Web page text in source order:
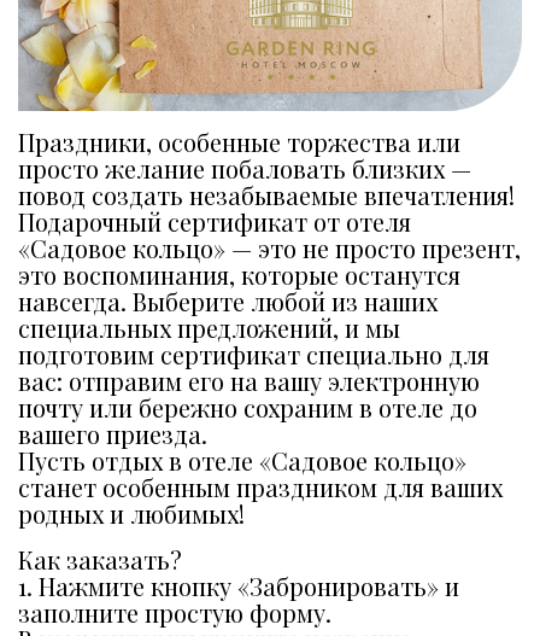
Праздники, особенные торжества или
просто желание побаловать близких —
повод создать незабываемые впечатления!
Подарочный сертификат от отеля
«Садовое кольцо» — это не просто презент,
это воспоминания, которые останутся
навсегда. Выберите любой из наших
специальных предложений, и мы
подготовим сертификат специально для
вас: отправим его на вашу электронную
почту или бережно сохраним в отеле до
вашего приезда.
Пусть отдых в отеле «Садовое кольцо»
станет особенным праздником для ваших
родных и любимых!
Как заказать?
1. Нажмите кнопку «Забронировать» и
заполните простую форму.